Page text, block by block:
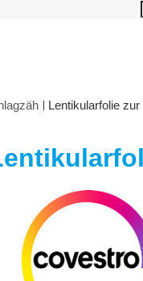
Lentikularfolie